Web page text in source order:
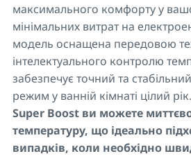
максимального комфорту у
мінімальних витрат на
модель оснащена передовою
інтелектуального контролю
забезпечує точний та
режим у ванній кімнаті цілий рік.
Super Boost ви можете
температуру, що ідеально
випадків, коли необхідно